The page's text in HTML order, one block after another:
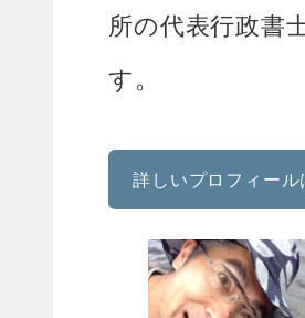
所の代表行政書
す。
詳しいプロフィール